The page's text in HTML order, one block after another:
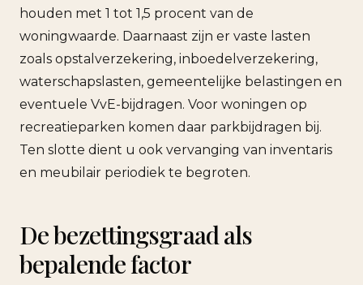
houden met 1 tot 1,5 procent van de
woningwaarde. Daarnaast zijn er vaste lasten
zoals opstalverzekering, inboedelverzekering,
waterschapslasten, gemeentelijke belastingen en
eventuele VvE-bijdragen. Voor woningen op
recreatieparken komen daar parkbijdragen bij.
Ten slotte dient u ook vervanging van inventaris
en meubilair periodiek te begroten.
De bezettingsgraad als
bepalende factor